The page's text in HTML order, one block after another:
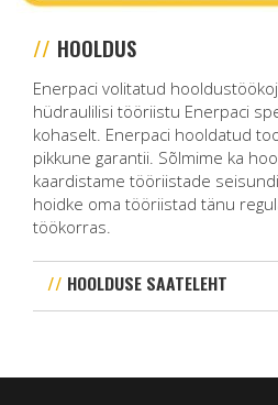
HOOLDUS
Enerpaci volitatud
hüdraulilisi tööriistu Enerpaci
kohaselt. Enerpaci hooldatud
pikkune garantii. Sõlmime ka
kaardistame tööriistade
hoidke oma tööriistad tänu
töökorras.
HOOLDUSE SAATELEHT